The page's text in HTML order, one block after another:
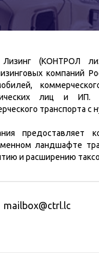
Лизинг (КОНТРОЛ
компаний
лиц и ИП.
транспорта с
предоставляет
ландшафте
и расширению
mailbox@ctrl.lc